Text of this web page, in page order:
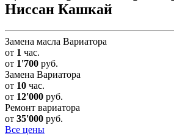
Ниссан Кашкай
Замена масла Вариатора
от 1 час.
от 1'700 руб.
Замена Вариатора
от 10 час.
от 12'000 руб.
Ремонт вариатора
от 35'000 руб.
Все цены